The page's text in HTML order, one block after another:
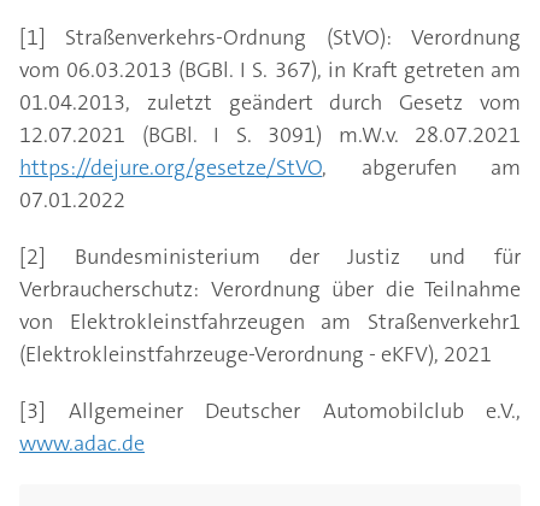
[1] Straßenverkehrs-Ordnung (StVO): Verordnung
vom 06.03.2013 (BGBl. I S. 367), in Kraft getreten am
01.04.2013, zuletzt geändert durch Gesetz vom
12.07.2021 (BGBl. I S. 3091) m.W.v. 28.07.2021
https://dejure.org/gesetze/StVO, abgerufen am
07.01.2022
[2] Bundesministerium der Justiz und für
Verbraucherschutz: Verordnung über die Teilnahme
von Elektrokleinstfahrzeugen am Straßenverkehr1
(Elektrokleinstfahrzeuge-Verordnung - eKFV), 2021
[3] Allgemeiner Deutscher Automobilclub e.V.,
www.adac.de